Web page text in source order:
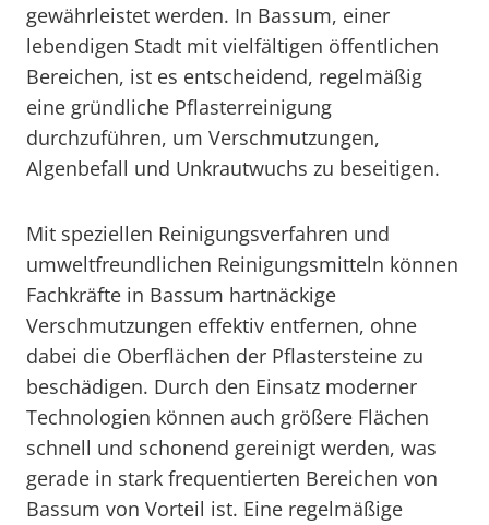
gewährleistet werden. In Bassum, einer
lebendigen Stadt mit vielfältigen öffentlichen
Bereichen, ist es entscheidend, regelmäßig
eine gründliche Pflasterreinigung
durchzuführen, um Verschmutzungen,
Algenbefall und Unkrautwuchs zu beseitigen.
Mit speziellen Reinigungsverfahren und
umweltfreundlichen Reinigungsmitteln können
Fachkräfte in Bassum hartnäckige
Verschmutzungen effektiv entfernen, ohne
dabei die Oberflächen der Pflastersteine zu
beschädigen. Durch den Einsatz moderner
Technologien können auch größere Flächen
schnell und schonend gereinigt werden, was
gerade in stark frequentierten Bereichen von
Bassum von Vorteil ist. Eine regelmäßige